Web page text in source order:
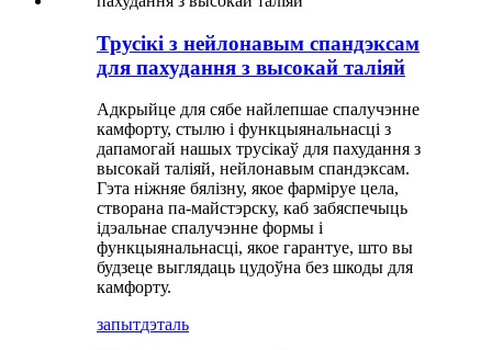
Трусікі з нейлонавым спандэксам
для пахудання з высокай таліяй
Адкрыйце для сябе найлепшае спалучэнне
камфорту, стылю і функцыянальнасці з
дапамогай нашых трусікаў для пахудання з
высокай таліяй, нейлонавым спандэксам.
Гэта ніжняе бялізну, якое фарміруе цела,
створана па-майстэрску, каб забяспечыць
ідэальнае спалучэнне формы і
функцыянальнасці, якое гарантуе, што вы
будзеце выглядаць цудоўна без шкоды для
камфорту.
запытдэталь